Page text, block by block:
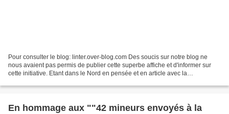
Pour consulter le blog: linter.over-blog.com Des soucis sur notre blog ne
nous avaient pas permis de publier cette superbe affiche et d'informer sur
cette initiative. Etant dans le Nord en pensée et en article avec la
En hommage aux ""42 mineurs envoyés à la